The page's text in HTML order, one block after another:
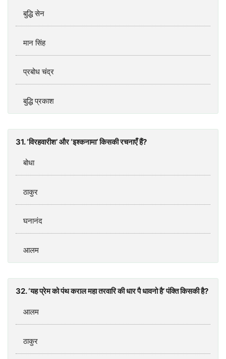
बुद्धि सेन
मान सिंह
प्रबोध चंद्र
बुद्धि प्रकाश
31. ‘विरहवारीश’ और ‘इश्कनामा’ किसकी रचनाएँ हैं?
बोधा
ठाकुर
घनानंद
आलम
32. ‘यह प्रेम को पंथ कराल महा तरवारि की धार पै धावनो है’ पंक्ति किसकी है?
आलम
ठाकुर